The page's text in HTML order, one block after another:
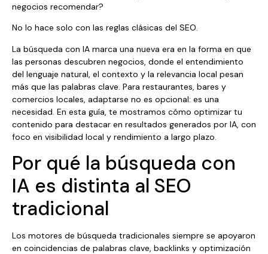
negocios recomendar?
No lo hace solo con las reglas clásicas del SEO.
La búsqueda con IA marca una nueva era en la forma en que
las personas descubren negocios, donde el entendimiento
del lenguaje natural, el contexto y la relevancia local pesan
más que las palabras clave. Para restaurantes, bares y
comercios locales, adaptarse no es opcional: es una
necesidad. En esta guía, te mostramos cómo optimizar tu
contenido para destacar en resultados generados por IA, con
foco en visibilidad local y rendimiento a largo plazo.
Por qué la búsqueda con
IA es distinta al SEO
tradicional
Los motores de búsqueda tradicionales siempre se apoyaron
en coincidencias de palabras clave, backlinks y optimización